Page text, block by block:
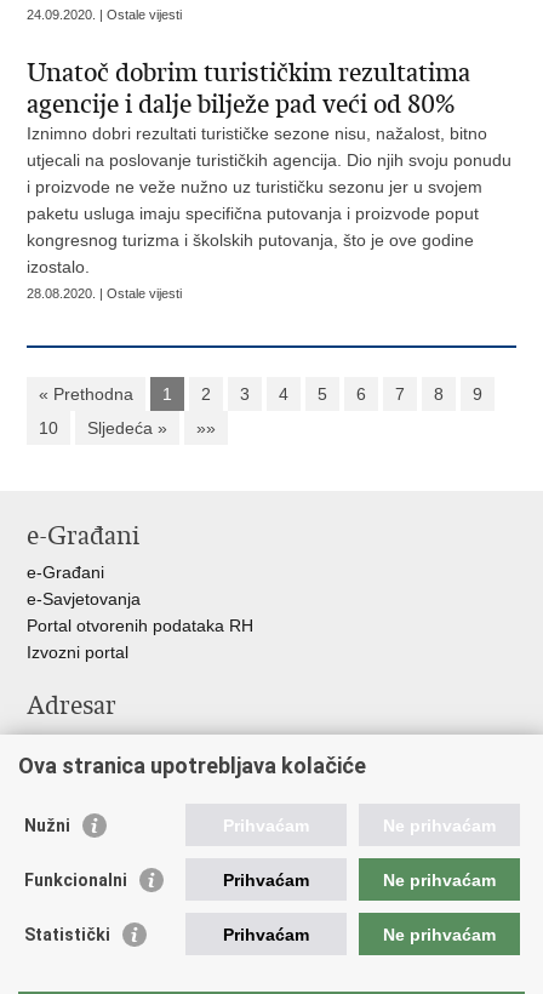
24.09.2020. | Ostale vijesti
​Unatoč dobrim turističkim rezultatima
agencije i dalje bilježe pad veći od 80%
Iznimno dobri rezultati turističke sezone nisu, nažalost, bitno
utjecali na poslovanje turističkih agencija. Dio njih svoju ponudu
i proizvode ne veže nužno uz turističku sezonu jer u svojem
paketu usluga imaju specifična putovanja i proizvode poput
kongresnog turizma i školskih putovanja, što je ove godine
izostalo.
28.08.2020. | Ostale vijesti
« Prethodna 1 2 3 4 5 6 7 8
9
10
Sljedeća » »»
e-Građani
e-Građani
e-Savjetovanja
Portal otvorenih podataka RH
Izvozni portal
Adresar
Adresar tijela javne vlasti
Korisne poveznice
Vlada RH
Predsjednik RH
Ova stranica upotrebljava kolačiće
Nužni Prihvaćam Ne prihvaćam
Funkcionalni Prihvaćam Ne prihvaćam
Statistički Prihvaćam Ne prihvaćam